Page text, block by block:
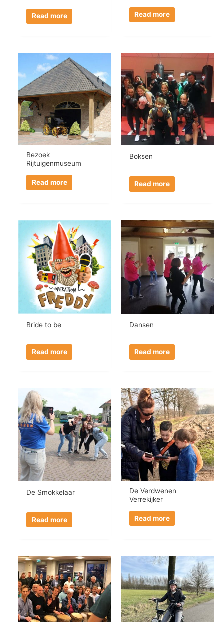
Read more Read more
Bezoek
Rijtuigenmuseum
Read more
Boksen
Read more
Bride to be
Read more
Dansen
Read more
De Smokkelaar
Read more
De Verdwenen
Verrekijker
Read more